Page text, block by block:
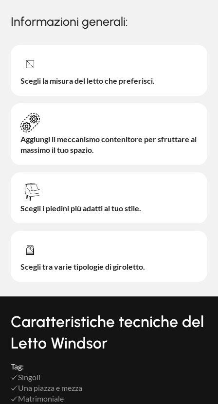
Informazioni generali:
Scegli la misura del letto che preferisci.
Aggiungi il meccanismo contenitore per sfruttare al
massimo il tuo spazio.
Scegli i piedini più adatti al tuo stile.
Scegli tra varie tipologie di giroletto.
Caratteristiche tecniche del
Letto Windsor
Tag:
Singoli
Una piazza e mezza
Matrimoniale